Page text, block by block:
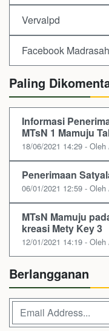
Vervalpd
Facebook Madrasah
Paling
Informasi
MTsN 1 Mamuju
18/06/2021 14:29 -
Penerimaan
06/01/2021 12:59 -
MTsN Mamuju
kreasi Mety Key 3
12/01/2021 14:19 -
Berlangganan